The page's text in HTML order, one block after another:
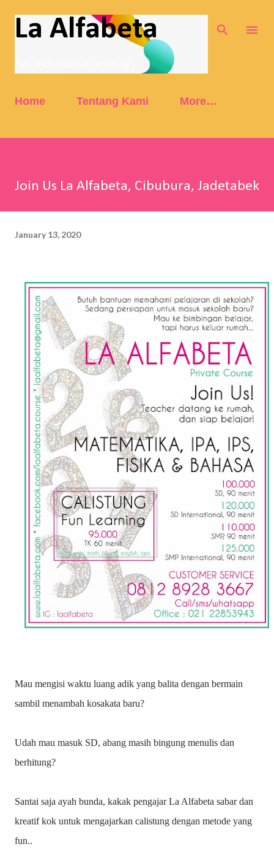
Skip to main content
La Alfabeta
Home Tentang Kami More…
Join Us La Alfabeta, Cibubura, Jadetabek
January 13, 2020
Mau mengisi waktu luang adik yang balita dengan bermain
sambil menambah kosakata baru?
Udah mau masuk SD, abang masih bingung menulis dan
berhitung?
Santai saja ayah bunda, kakak pengajar La Alfabeta sabar dan
kreatif kok untuk mengajarkan calistung dengan metode yang
fun..